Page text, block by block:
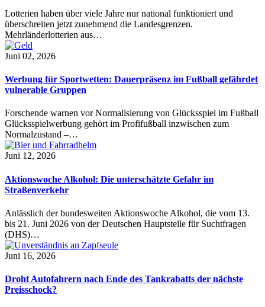
Lotterien haben über viele Jahre nur national funktioniert und
überschreiten jetzt zunehmend die Landesgrenzen.
Mehrländerlotterien aus…
Juni 02, 2026
Werbung für Sportwetten: Dauerpräsenz im Fußball gefährdet
vulnerable Gruppen
Forschende warnen vor Normalisierung von Glücksspiel im Fußball
Glücksspielwerbung gehört im Profifußball inzwischen zum
Normalzustand –…
Juni 12, 2026
Aktionswoche Alkohol: Die unterschätzte Gefahr im
Straßenverkehr
Anlässlich der bundesweiten Aktionswoche Alkohol, die vom 13.
bis 21. Juni 2026 von der Deutschen Hauptstelle für Suchtfragen
(DHS)…
Juni 16, 2026
Droht Autofahrern nach Ende des Tankrabatts der nächste
Preisschock?